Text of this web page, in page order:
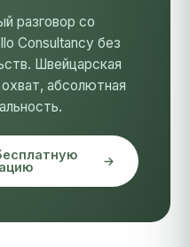
разговор со
Consultancy без
Швейцарская
абсолютная